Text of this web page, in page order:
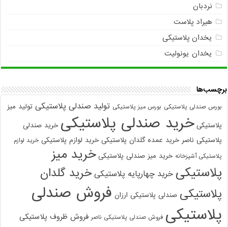
نردبان
هیراد پلاست
یخدان پلاستیکی
یخدان یونولیت
برچسب‌ها
بورس صندلی پلاستیکی بورس میز پلاستیکی تولید صندلی پلاستیکی تولید میز
پلاستیکی خرید صندلی پلاستیکی خرید صندلی
پلاستیکی ناصر خرید عمده گلدان پلاستیکی خرید لوازم پلاستیکی خرید لوازم
پلاستیکی آشپزخانه خرید میز صندلی پلاستیکی خرید میز
پلاستیکی خرید چهارپایه پلاستیکی خرید گلدان
پلاستیکی صندلی پلاستیکی ارزان فروش صندلی
پلاستیکی فروش صندلی پلاستیکی ناصر فروش ظروف پلاستیکی